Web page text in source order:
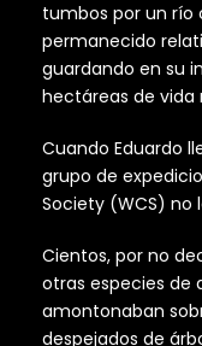
tumbos por un río
permanecido
guardando en su
hectáreas de vida
Cuando Eduardo
grupo de
Society (WCS) no
Cientos, por no
otras especies de
amontonaban
despejados de